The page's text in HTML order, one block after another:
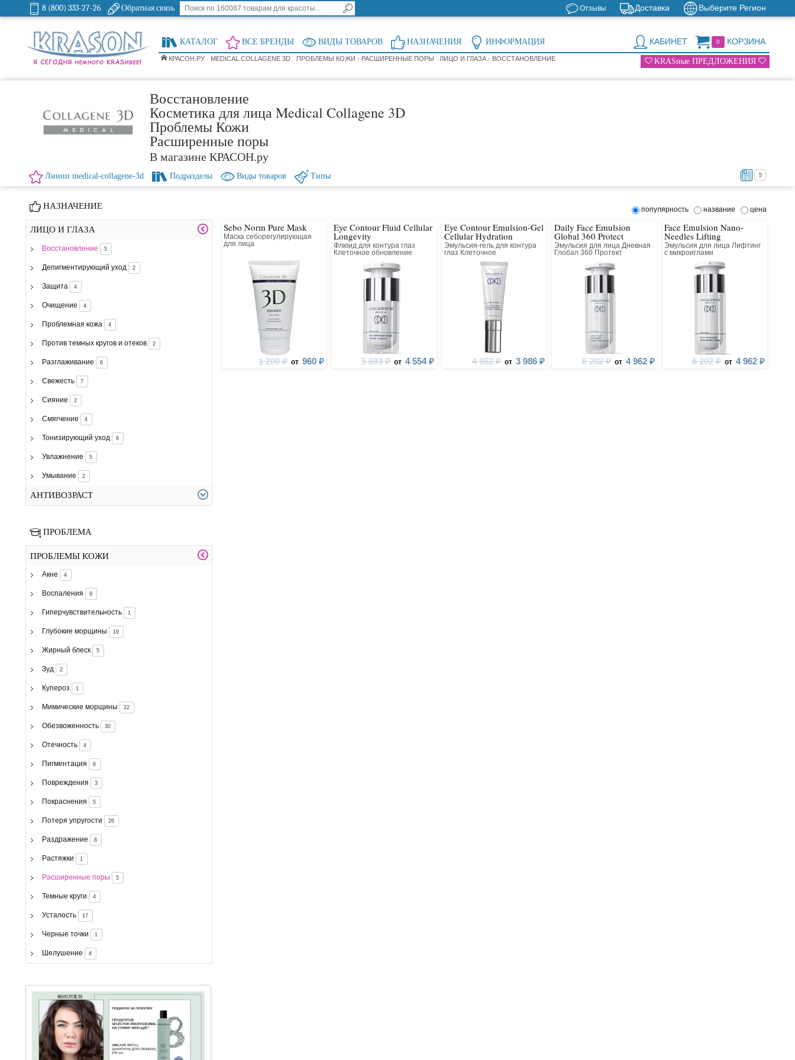
8 (800) 333-27-26 Обратная связь Выберите Регион
Доставка
Отзывы
0 КОРЗИНА
КАБИНЕТ
КАТАЛОГ ВСЕ БРЕНДЫ ВИДЫ ТОВАРОВ НАЗНАЧЕНИЯ ИНФОРМАЦИЯ
КРАСОН.РУ MEDICAL COLLAGENE 3D ПРОБЛЕМЫ КОЖИ - РАСШИРЕННЫЕ ПОРЫ ЛИЦО И ГЛАЗА - ВОССТАНОВЛЕНИЕ KRASные ПРЕДЛОЖЕНИЯ
Восстановление
Косметика для лица Medical Collagene 3D
Проблемы Кожи
Расширенные поры
В магазине КРАСОН.ру
5
Линии medical-collagene-3d Подразделы Виды товаров Типы
НАЗНАЧЕНИЕ
ЛИЦО И ГЛАЗА
Восстановление 5
Депигментирующий уход 2
Защита 4
Очищение 4
Проблемная кожа 4
Против темных кругов и отеков 2
Разглаживание 6
Свежесть 7
Сияние 2
Смягчение 4
Тонизирующий уход 6
Увлажнение 5
Умывание 2
АНТИВОЗРАСТ
ПРОБЛЕМА
ПРОБЛЕМЫ КОЖИ
Акне 4
Воспаления 9
Гиперчувствительность 1
Глубокие морщины 19
Жирный блеск 5
Зуд 2
Купероз 1
Мимические морщины 22
Обезвоженность 30
Отечность 4
Пигментация 6
Повреждения 3
Покраснения 5
Потеря упругости 26
Раздражение 8
Растяжки 1
Расширенные поры 5
Темные круги 4
Усталость 17
Черные точки 1
Шелушение 4
популярность название цена
Sebo Norm Pure Mask
Маска себорегулирующая
для лица
1 200 ₽ от 960 ₽
Eye Contour Fluid Cellular
Longevity
Флюид для контура глаз
Клеточное обновление
5 693 ₽ от 4 554 ₽
Eye Contour Emulsion-Gel
Cellular Hydration
Эмульсия-гель для контура
глаз Клеточное
восстановление
4 982 ₽ от 3 986 ₽
Daily Face Emulsion
Global 360 Protect
Эмульсия для лица Дневная
Глобал 360 Протект
6 202 ₽ от 4 962 ₽
Face Emulsion Nano-
Needles Lifting
Эмульсия для лица Лифтинг
с микроиглами
6 202 ₽ от 4 962 ₽